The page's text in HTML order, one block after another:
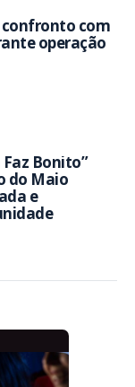
confronto com
operação
Bonito”
do Maio
e